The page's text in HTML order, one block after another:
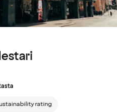
rating